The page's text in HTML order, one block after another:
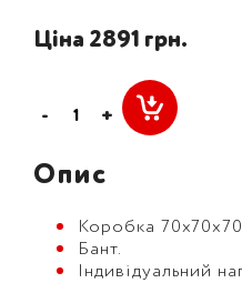
Ціна 2891 грн.
- +
Опис
Коробка 70х70х70
Бант.
Індивідуальний